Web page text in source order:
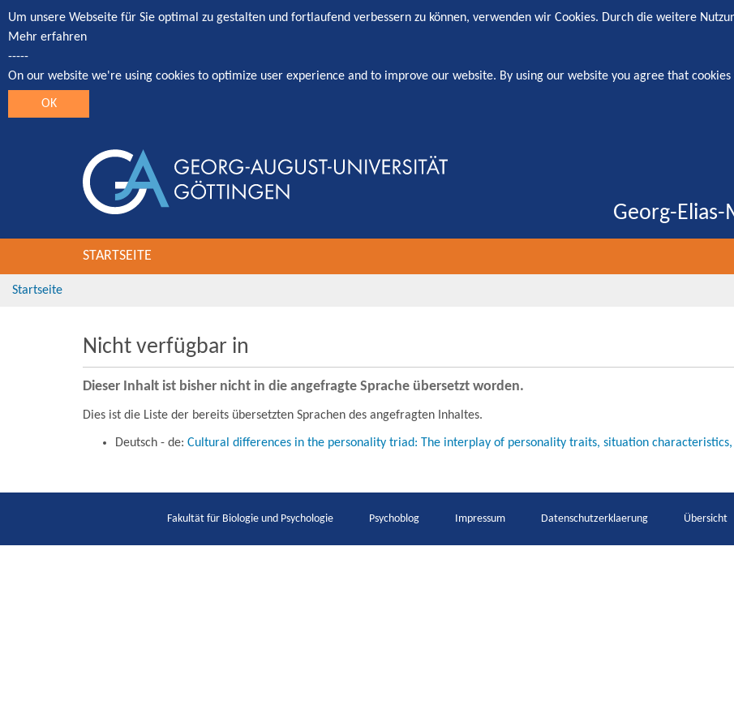
Um unsere Webseite für Sie optimal zu gestalten und fortlaufend verbessern zu können, verwenden wir Cookies. Durch die weitere
Mehr erfahren
-----
On our website we're using cookies to optimize user experience and to improve our website. By using our website you agree that
OK
Georg-
STARTSEITE
Startseite
Nicht verfügbar in
Dieser Inhalt ist bisher nicht in die angefragte Sprache übersetzt worden.
Dies ist die Liste der bereits übersetzten Sprachen des angefragten Inhaltes.
Deutsch - de: Cultural differences in the personality triad: The interplay of personality traits, situation
Fakultät für Biologie und Psychologie Psychoblog Impressum Datenschutzerklaerung Übersicht